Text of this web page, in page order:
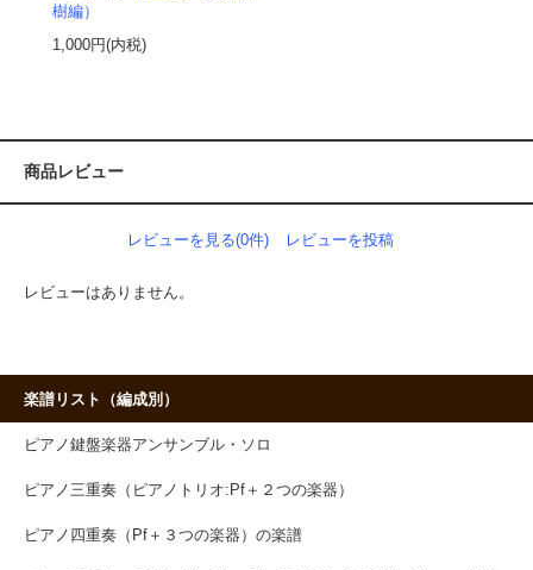
樹編）
1,000円(内税)
商品レビュー
レビューを見る(0件) レビューを投稿
レビューはありません。
楽譜リスト（編成別）
ピアノ鍵盤楽器アンサンブル・ソロ
ピアノ三重奏（ピアノトリオ:Pf＋２つの楽器）
ピアノ四重奏（Pf＋３つの楽器）の楽譜